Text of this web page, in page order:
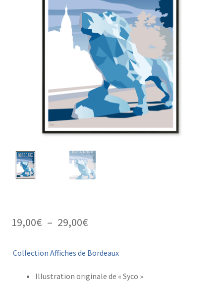
19,00€ – 29,00€Plage
prix :
19,00€
Collection Affiches de Bordeaux
Illustration originale de « Syco »